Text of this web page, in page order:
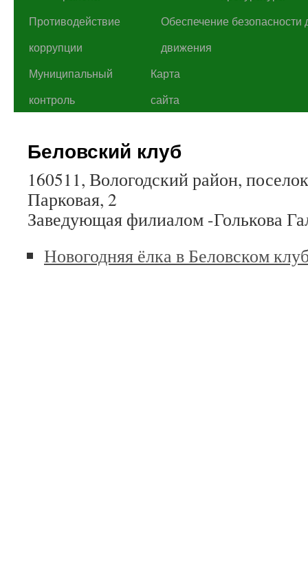
Противодействие
коррупции
Обеспечение безопасности
движения
Муниципальный
контроль
Карта
сайта
Беловский клуб
160511, Вологодский район,
Парковая, 2
Заведующая филиалом -Голькова
Новогодняя ёлка в Беловском